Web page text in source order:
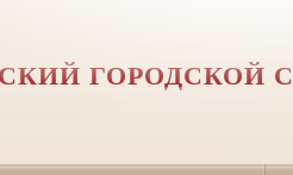
ГОРОДСКОЙ